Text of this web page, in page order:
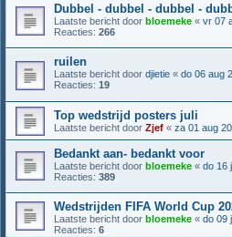
Dubbel - dubbel - dubbel -
Laatste bericht door bloemeke « vr 07
Reacties: 266
ruilen
Laatste bericht door djietie « do 06 aug
Reacties: 19
Top wedstrijd posters juli
Laatste bericht door Zjef « za 01 aug
Bedankt aan- bedankt voor
Laatste bericht door bloemeke « do 16
Reacties: 389
Wedstrijden FIFA World Cup
Laatste bericht door bloemeke « do 09
Reacties: 6